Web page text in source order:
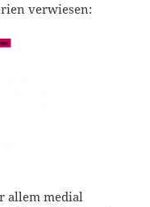
verwiesen:
allem medial